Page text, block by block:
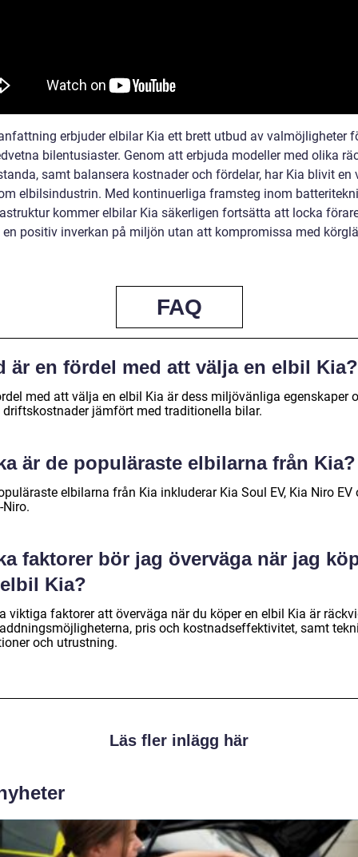
erbjuder elbilar Kia ett brett utbud av valmöjligheter
bilentusiaster. Genom att erbjuda modeller med olika
samt balansera kostnader och fördelar, har Kia blivit en
elbilsindustrin. Med kontinuerliga framsteg inom
kommer elbilar Kia säkerligen fortsätta att locka
positiv inverkan på miljön utan att kompromissa med
FAQ
är en fördel med att välja en elbil Kia?
med att välja en elbil Kia är dess miljövänliga egenskaper
driftskostnader jämfört med traditionella bilar.
är de populäraste elbilarna från Kia?
elbilarna från Kia inkluderar Kia Soul EV, Kia Niro EV
Niro.
faktorer bör jag överväga när jag
Kia?
viktiga faktorer att överväga när du köper en elbil Kia är
pris och kostnadseffektivitet, samt
och utrustning.
Läs fler inlägg här